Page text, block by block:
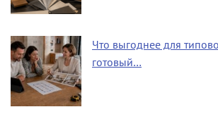
Что выгоднее для
готовый…